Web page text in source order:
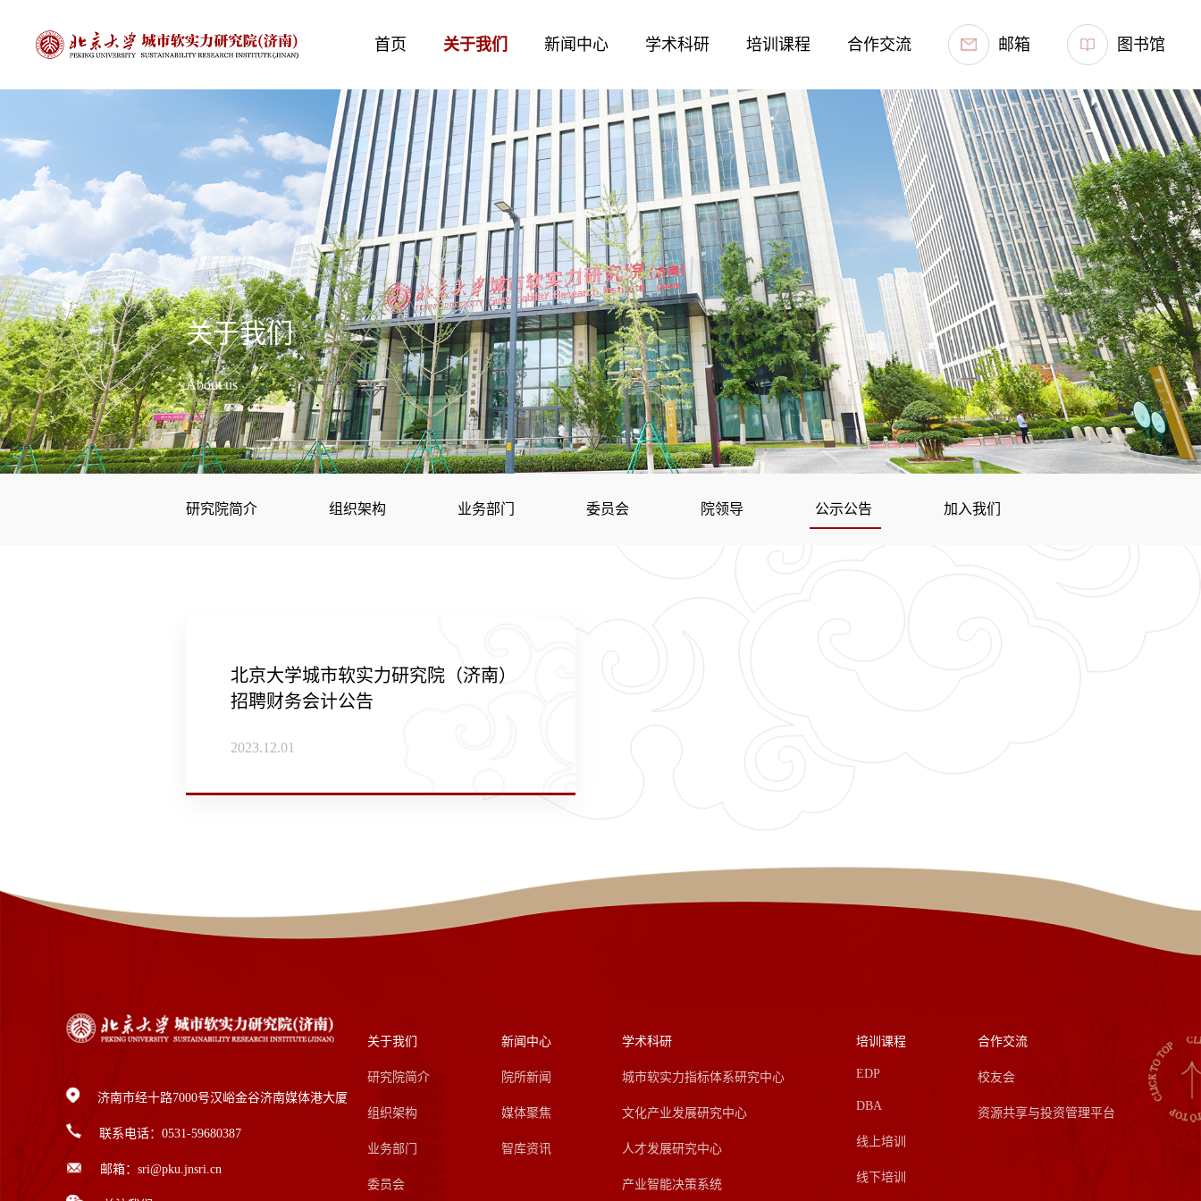
首页 关于我们 新闻中心 学术科研 培训课程 合作交流 邮箱 图书馆
关于我们
About us
研究院简介 组织架构 业务部门 委员会 院领导 公示公告 加入我们
北京大学城市软实力研究院（济南）
招聘财务会计公告
2023.12.01
济南市经十路7000号汉峪金谷济南媒体港大厦
联系电话：0531-59680387
邮箱：sri@pku.jnsri.cn
关于我们
研究院简介
组织架构
业务部门
委员会
新闻中心
院所新闻
媒体聚焦
智库资讯
学术科研
城市软实力指标体系研究中心
文化产业发展研究中心
人才发展研究中心
产业智能决策系统
培训课程
EDP
DBA
线上培训
线下培训
合作交流
校友会
资源共享与投资管理平台